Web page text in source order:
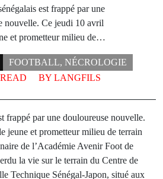
est frappé par une
nouvelle. Ce jeudi 10 avril
et prometteur milieu de…
FOOTBALL, NÉCROLOGIE
BY LANGFILS
frappé par une douloureuse nouvelle.
jeune et prometteur milieu de terrain
de l’Académie Avenir Foot de
la vie sur le terrain du Centre de
Technique Sénégal-Japon, situé aux